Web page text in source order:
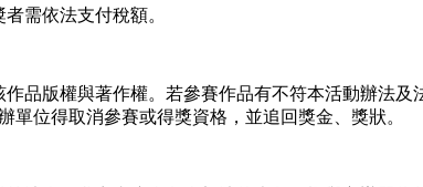
需依法支付稅額。
品版權與著作權。若參賽作品有不符本活動辦法及
位得取消參賽或得獎資格，並追回獎金、獎狀。